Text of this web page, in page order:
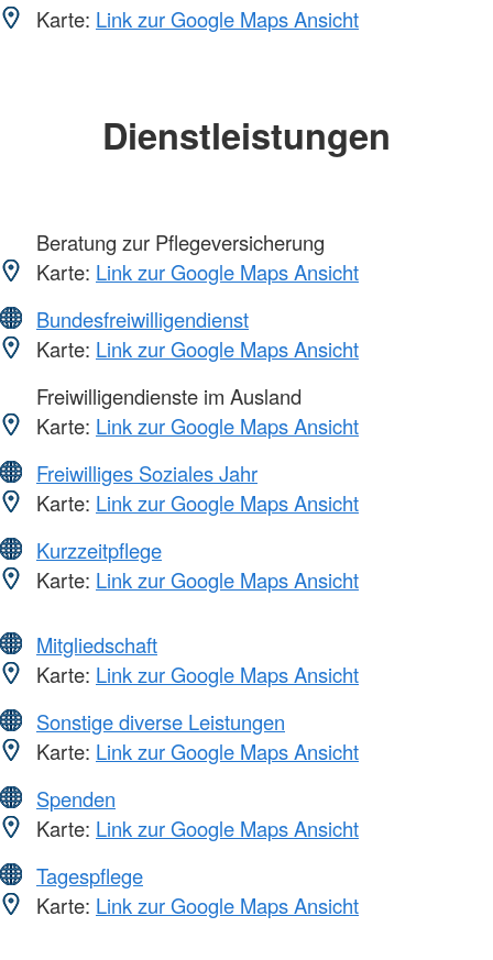
Karte: Link zur Google Maps Ansicht
Dienstleistungen
Beratung zur Pflegeversicherung
Karte: Link zur Google Maps Ansicht
Bundesfreiwilligendienst
Karte: Link zur Google Maps Ansicht
Freiwilligendienste im Ausland
Karte: Link zur Google Maps Ansicht
Freiwilliges Soziales Jahr
Karte: Link zur Google Maps Ansicht
Kurzzeitpflege
Karte: Link zur Google Maps Ansicht
Mitgliedschaft
Karte: Link zur Google Maps Ansicht
Sonstige diverse Leistungen
Karte: Link zur Google Maps Ansicht
Spenden
Karte: Link zur Google Maps Ansicht
Tagespflege
Karte: Link zur Google Maps Ansicht